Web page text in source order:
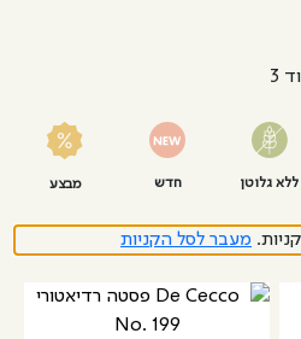
3
ללא גלוטן חדש מבצע
מעבר לסל הקניות